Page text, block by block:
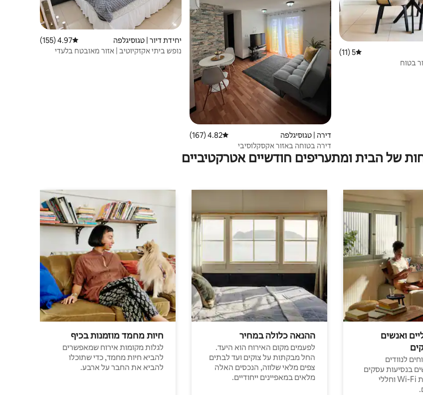
דירוג ממוצע של 5 מתוך 5, 11 ביקורות
5 (11)
בטוח
דירה | טגוסיגלפה דירוג ממוצע של 4.82 מתוך 5, 167 ביקורות
4.82 (167)
דירה בטוחה באזור אקסקלוסיבי
יחידת דיור | טגוסיגלפה דירוג ממוצע של 4.97 מתוך 5, 155 ביקורות
4.97 (155)
נופש ביתי אקזקיוטיב | אזור מאובטח בלעדי
של הבית ומתעריפים חודשיים אטרקטיביים
ואנשים
לנוודים
בנסיעות עסקים
עם חיבור לרשת Wi-Fi וחללי
ההנאה כלולה במחיר
לפעמים מקום האירוח הוא היעד.
החל מבקתות על צוקים ועד לבתים
צפים מלאי שלווה, הנכסים האלה
מלאים במאפיינים ייחודיים.
חיות מחמד מוזמנות בכיף
לגלות מקומות אירוח שמאפשרים
להביא חיות מחמד, כדי שתוכלו
להביא את החבר על ארבע.